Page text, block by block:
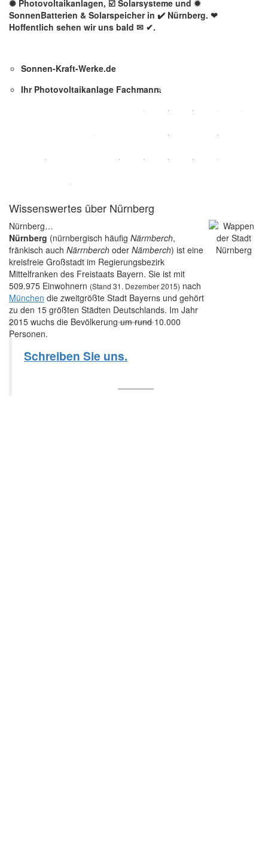
✺ Photovoltaikanlagen, ☑️ Solarsysteme und ✹
SonnenBatterien & Solarspeicher in ✔️ Nürnberg. ❤
Hoffentlich sehen wir uns bald ✉ ✔.
Sonnen-Kraft-Werke.de
Ihr Photovoltaikanlage Fachmann.
Wissenswertes über Nürnberg
Nürnberg…
Nürnberg (nürnbergisch häufig Närmberch,
fränkisch auch Närrnberch oder Nämberch) ist eine
kreisfreie Großstadt im Regierungsbezirk
Mittelfranken des Freistaats Bayern. Sie ist mit
509.975 Einwohnern (Stand 31. Dezember 2015) nach
München die zweitgrößte Stadt Bayerns und gehört
zu den 15 größten Städten Deutschlands. Im Jahr
2015 wuchs die Bevölkerung um rund 10.000
Personen.
Schreiben Sie uns.